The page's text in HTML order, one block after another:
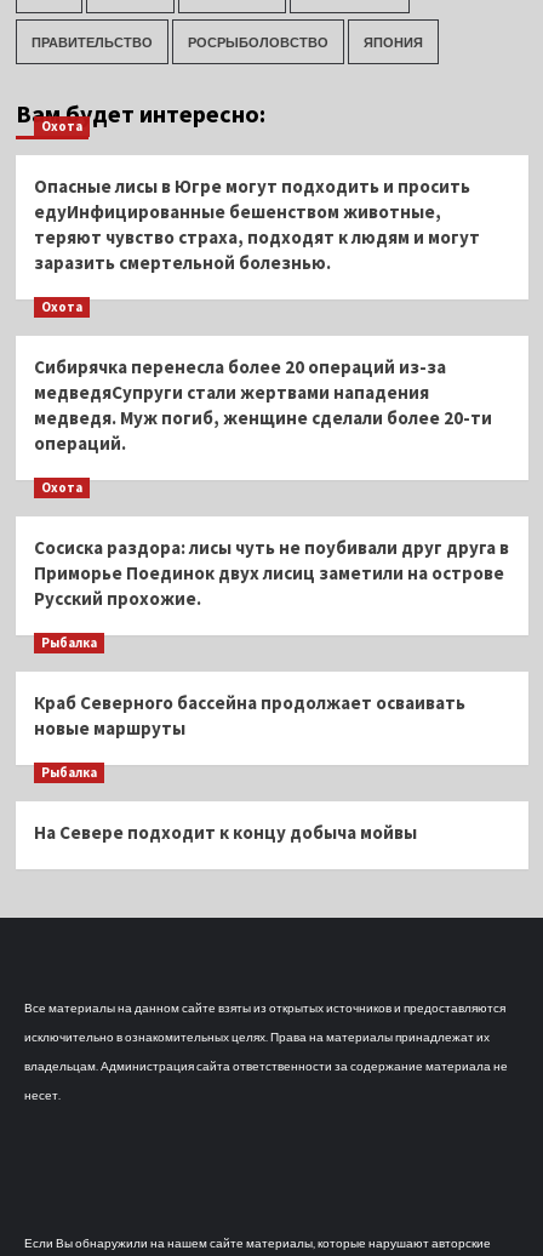
ПРАВИТЕЛЬСТВО РОСРЫБОЛОВСТВО ЯПОНИЯ
Вам будет интересно:
Охота
Опасные лисы в Югре могут подходить и просить
едуИнфицированные бешенством животные,
теряют чувство страха, подходят к людям и могут
заразить смертельной болезнью.
Охота
Сибирячка перенесла более 20 операций из-за
медведяСупруги стали жертвами нападения
медведя. Муж погиб, женщине сделали более 20-ти
операций.
Охота
Сосиска раздора: лисы чуть не поубивали друг друга в
Приморье Поединок двух лисиц заметили на острове
Русский прохожие.
Рыбалка
Краб Северного бассейна продолжает осваивать
новые маршруты
Рыбалка
На Севере подходит к концу добыча мойвы
Все материалы на данном сайте взяты из открытых источников и предоставляются
исключительно в ознакомительных целях. Права на материалы принадлежат их
владельцам. Администрация сайта ответственности за содержание материала не
несет.
Если Вы обнаружили на нашем сайте материалы, которые нарушают авторские